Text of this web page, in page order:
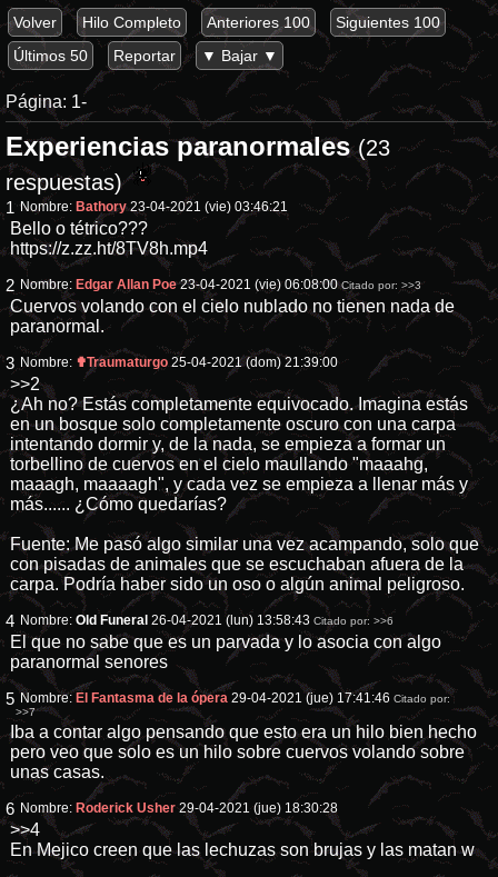
Volver Hilo Completo Anteriores 100
Siguientes 100
Últimos 50
Reportar ▼ Bajar ▼
Página: 1-
Experiencias paranormales(23
respuestas)
1 Nombre: Bathory 23-04-2021 (vie) 03:46:21
Bello o tétrico???
https://z.zz.ht/8TV8h.mp4
2 Nombre: Edgar Allan Poe 23-04-2021 (vie) 06:08:00 Citado por:>>3
Cuervos volando con el cielo nublado no tienen nada de
paranormal.
3 Nombre: ✟Traumaturgo 25-04-2021 (dom) 21:39:00
>>2
¿Ah no? Estás completamente equivocado. Imagina estás
en un bosque solo completamente oscuro con una carpa
intentando dormir y, de la nada, se empieza a formar un
torbellino de cuervos en el cielo maullando "maaahg,
maaagh, maaaagh", y cada vez se empieza a llenar más y
más...... ¿Cómo quedarías?
Fuente: Me pasó algo similar una vez acampando, solo que
con pisadas de animales que se escuchaban afuera de la
carpa. Podría haber sido un oso o algún animal peligroso.
4 Nombre:Old Funeral 26-04-2021 (lun) 13:58:43 Citado por:>>6
El que no sabe que es un parvada y lo asocia con algo
paranormal senores
5 Nombre: El Fantasma de la ópera 29-04-2021 (jue) 17:41:46 Citado por:
>>7
Iba a contar algo pensando que esto era un hilo bien hecho
pero veo que solo es un hilo sobre cuervos volando sobre
unas casas.
6 Nombre: Roderick Usher 29-04-2021 (jue) 18:30:28
>>4
En Mejico creen que las lechuzas son brujas y las matan w